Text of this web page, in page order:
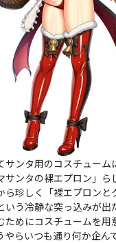
ンタ用のコスチューム
サンタの裸エプロン」ら
ら珍しく「裸エプロンと
う冷静な突っ込みが出
ためにコスチュームを用
やらいつも通り何か企